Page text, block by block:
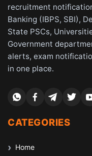
recruitment
Banking (IBPS, SBI),
State PSCs,
Government
alerts, exam
in one place.
CATEGORIES
Home